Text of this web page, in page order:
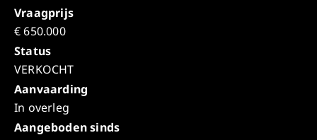
Vraagprijs
€ 650.000
Status
VERKOCHT
Aanvaarding
In overleg
Aangeboden sinds